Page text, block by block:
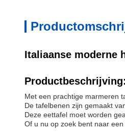
Italiaanse moderne
Productbeschrijving:
Met een prachtige marmeren
De tafelbenen zijn gemaakt
Deze eettafel moet worden
Of u nu op zoek bent naar